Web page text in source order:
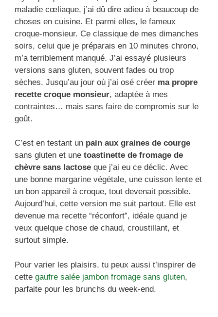
maladie cœliaque, j’ai dû dire adieu à beaucoup de
choses en cuisine. Et parmi elles, le fameux
croque-monsieur. Ce classique de mes dimanches
soirs, celui que je préparais en 10 minutes chrono,
m’a terriblement manqué. J’ai essayé plusieurs
versions sans gluten, souvent fades ou trop
sèches. Jusqu’au jour où j’ai osé créer ma propre
recette croque monsieur, adaptée à mes
contraintes… mais sans faire de compromis sur le
goût.
C’est en testant un pain aux graines de courge
sans gluten et une toastinette de fromage de
chèvre sans lactose que j’ai eu ce déclic. Avec
une bonne margarine végétale, une cuisson lente et
un bon appareil à croque, tout devenait possible.
Aujourd’hui, cette version me suit partout. Elle est
devenue ma recette “réconfort”, idéale quand je
veux quelque chose de chaud, croustillant, et
surtout simple.
Pour varier les plaisirs, tu peux aussi t’inspirer de
cette gaufre salée jambon fromage sans gluten,
parfaite pour les brunchs du week-end.